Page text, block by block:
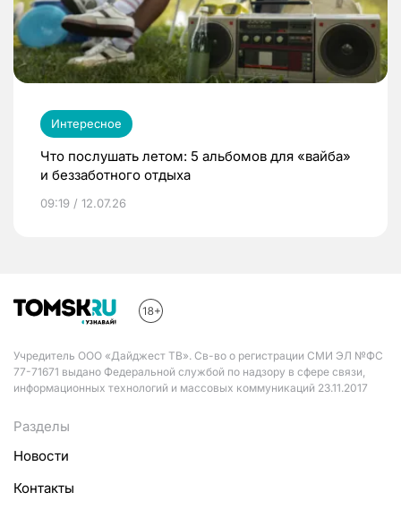
Интересное
Что послушать летом: 5 альбомов для «вайба»
и беззаботного отдыха
09:19 / 12.07.26
Учредитель ООО «Дайджест ТВ». Св-во о регистрации СМИ ЭЛ №ФС
77-71671 выдано Федеральной службой по надзору в сфере связи,
информационных технологий и массовых коммуникаций 23.11.2017
Разделы
Новости
Контакты